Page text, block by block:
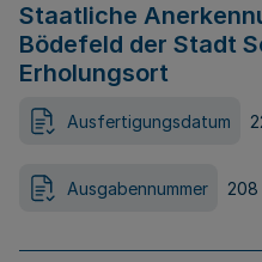
Staatliche
Bödefeld der Stadt
Erholungsort
Ausfertigungsdatum
Ausgabennummer 208